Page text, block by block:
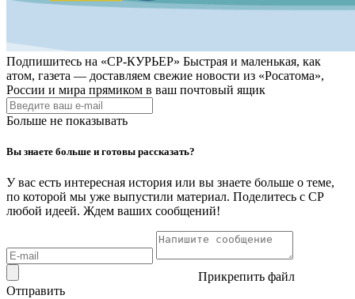
Подпишитесь на «СР-КУРЬЕР» Быстрая и маленькая, как
атом, газета — доставляем свежие новости из «Росатома»,
России и мира прямиком в ваш почтовый ящик
Больше не показывать
Вы знаете больше и готовы рассказать?
У вас есть интересная история или вы знаете больше о теме,
по которой мы уже выпустили материал. Поделитесь с СР
любой идеей. Ждем ваших сообщений!
Прикрепить файл
Отправить